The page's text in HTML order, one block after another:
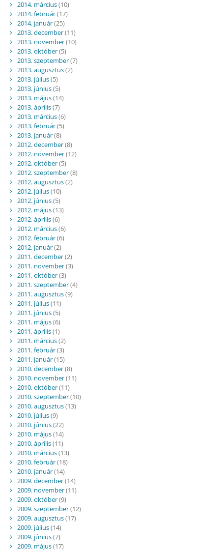
2014. március(10)
2014. február(17)
2014. január(25)
2013. december(11)
2013. november(10)
2013. október(5)
2013. szeptember(7)
2013. augusztus(2)
2013. július(5)
2013. június(5)
2013. május(14)
2013. április(7)
2013. március(6)
2013. február(5)
2013. január(8)
2012. december(8)
2012. november(12)
2012. október(5)
2012. szeptember(8)
2012. augusztus(2)
2012. július(10)
2012. június(5)
2012. május(13)
2012. április(6)
2012. március(6)
2012. február(6)
2012. január(2)
2011. december(2)
2011. november(3)
2011. október(3)
2011. szeptember(4)
2011. augusztus(9)
2011. július(11)
2011. június(5)
2011. május(6)
2011. április(1)
2011. március(2)
2011. február(3)
2011. január(15)
2010. december(8)
2010. november(11)
2010. október(11)
2010. szeptember(10)
2010. augusztus(13)
2010. július(9)
2010. június(22)
2010. május(14)
2010. április(11)
2010. március(13)
2010. február(18)
2010. január(14)
2009. december(14)
2009. november(11)
2009. október(9)
2009. szeptember(12)
2009. augusztus(17)
2009. július(14)
2009. június(7)
2009. május(17)